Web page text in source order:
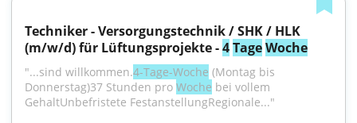
Techniker - Versorgungstechnik / SHK / HLK
(m/w/d) für Lüftungsprojekte - 4TageWoche
"...sind willkommen.4-Tage-Woche (Montag bis
Donnerstag)37 Stunden pro Woche bei vollem
GehaltUnbefristete FestanstellungRegionale..."